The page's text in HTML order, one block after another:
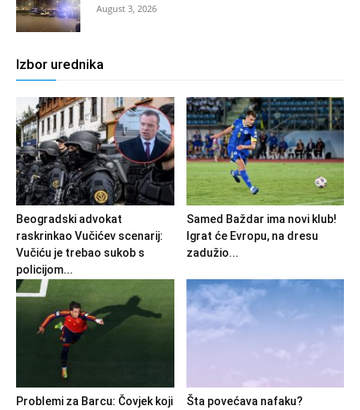
August 3, 2026
Izbor urednika
Beogradski advokat
raskrinkao Vučićev scenarij:
Vučiću je trebao sukob s
policijom...
Samed Baždar ima novi klub!
Igrat će Evropu, na dresu
zadužio...
Problemi za Barcu: Čovjek koji
Šta povećava nafaku?